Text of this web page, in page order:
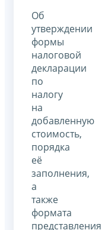
Об
утверждении
формы
налоговой
декларации
по
налогу
на
добавленную
стоимость,
порядка
её
заполнения,
а
также
формата
представления